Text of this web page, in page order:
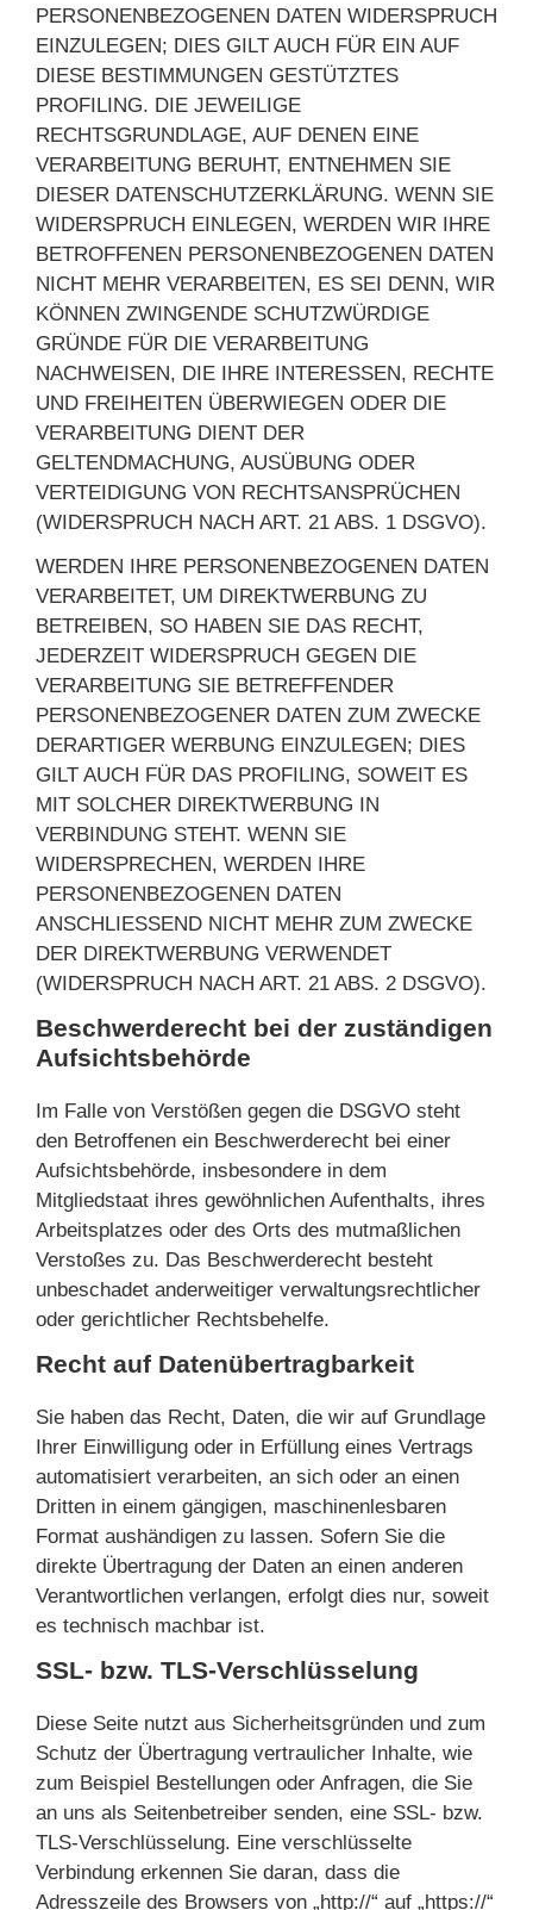
PERSONENBEZOGENEN DATEN WIDERSPRUCH
EINZULEGEN; DIES GILT AUCH FÜR EIN AUF
DIESE BESTIMMUNGEN GESTÜTZTES
PROFILING. DIE JEWEILIGE
RECHTSGRUNDLAGE, AUF DENEN EINE
VERARBEITUNG BERUHT, ENTNEHMEN SIE
DIESER DATENSCHUTZERKLÄRUNG. WENN SIE
WIDERSPRUCH EINLEGEN, WERDEN WIR IHRE
BETROFFENEN PERSONENBEZOGENEN DATEN
NICHT MEHR VERARBEITEN, ES SEI DENN, WIR
KÖNNEN ZWINGENDE SCHUTZWÜRDIGE
GRÜNDE FÜR DIE VERARBEITUNG
NACHWEISEN, DIE IHRE INTERESSEN, RECHTE
UND FREIHEITEN ÜBERWIEGEN ODER DIE
VERARBEITUNG DIENT DER
GELTENDMACHUNG, AUSÜBUNG ODER
VERTEIDIGUNG VON RECHTSANSPRÜCHEN
(WIDERSPRUCH NACH ART. 21 ABS. 1 DSGVO).
WERDEN IHRE PERSONENBEZOGENEN DATEN
VERARBEITET, UM DIREKTWERBUNG ZU
BETREIBEN, SO HABEN SIE DAS RECHT,
JEDERZEIT WIDERSPRUCH GEGEN DIE
VERARBEITUNG SIE BETREFFENDER
PERSONENBEZOGENER DATEN ZUM ZWECKE
DERARTIGER WERBUNG EINZULEGEN; DIES
GILT AUCH FÜR DAS PROFILING, SOWEIT ES
MIT SOLCHER DIREKTWERBUNG IN
VERBINDUNG STEHT. WENN SIE
WIDERSPRECHEN, WERDEN IHRE
PERSONENBEZOGENEN DATEN
ANSCHLIESSEND NICHT MEHR ZUM ZWECKE
DER DIREKTWERBUNG VERWENDET
(WIDERSPRUCH NACH ART. 21 ABS. 2 DSGVO).
Beschwerde­recht bei der zuständigen
Aufsichts­behörde
Im Falle von Verstößen gegen die DSGVO steht
den Betroffenen ein Beschwerderecht bei einer
Aufsichtsbehörde, insbesondere in dem
Mitgliedstaat ihres gewöhnlichen Aufenthalts, ihres
Arbeitsplatzes oder des Orts des mutmaßlichen
Verstoßes zu. Das Beschwerderecht besteht
unbeschadet anderweitiger verwaltungsrechtlicher
oder gerichtlicher Rechtsbehelfe.
Recht auf Daten­übertrag­barkeit
Sie haben das Recht, Daten, die wir auf Grundlage
Ihrer Einwilligung oder in Erfüllung eines Vertrags
automatisiert verarbeiten, an sich oder an einen
Dritten in einem gängigen, maschinenlesbaren
Format aushändigen zu lassen. Sofern Sie die
direkte Übertragung der Daten an einen anderen
Verantwortlichen verlangen, erfolgt dies nur, soweit
es technisch machbar ist.
SSL- bzw. TLS-Verschlüsselung
Diese Seite nutzt aus Sicherheitsgründen und zum
Schutz der Übertragung vertraulicher Inhalte, wie
zum Beispiel Bestellungen oder Anfragen, die Sie
an uns als Seitenbetreiber senden, eine SSL- bzw.
TLS-Verschlüsselung. Eine verschlüsselte
Verbindung erkennen Sie daran, dass die
Adresszeile des Browsers von „http://“ auf „https://“